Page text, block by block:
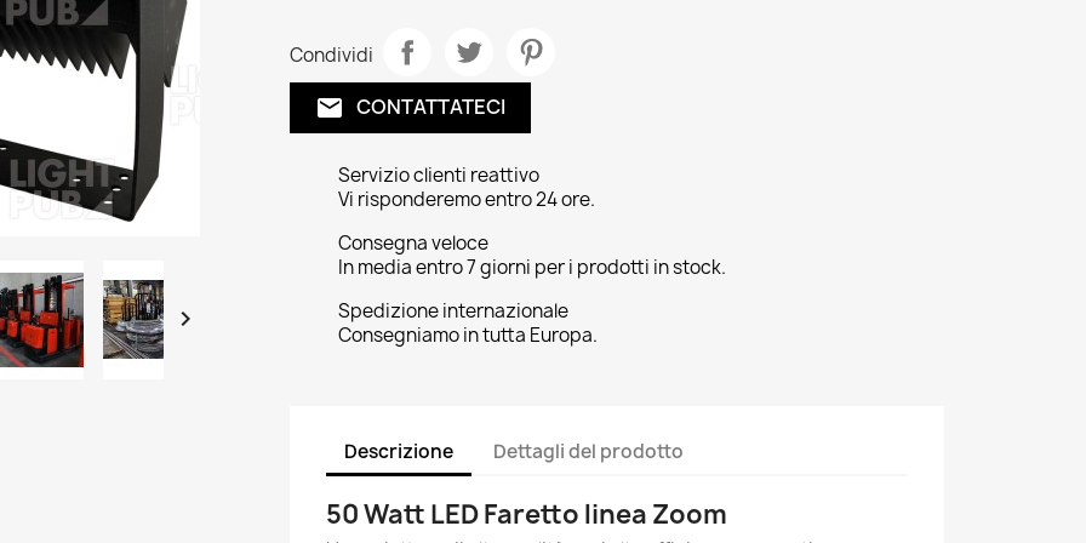

Condividi
email CONTATTATECI
Servizio clienti reattivo
Vi risponderemo entro 24 ore.
Consegna veloce
In media entro 7 giorni per i prodotti in stock.
Spedizione internazionale
Consegniamo in tutta Europa.
Descrizione Dettagli del prodotto
50 Watt LED Faretto linea Zoom